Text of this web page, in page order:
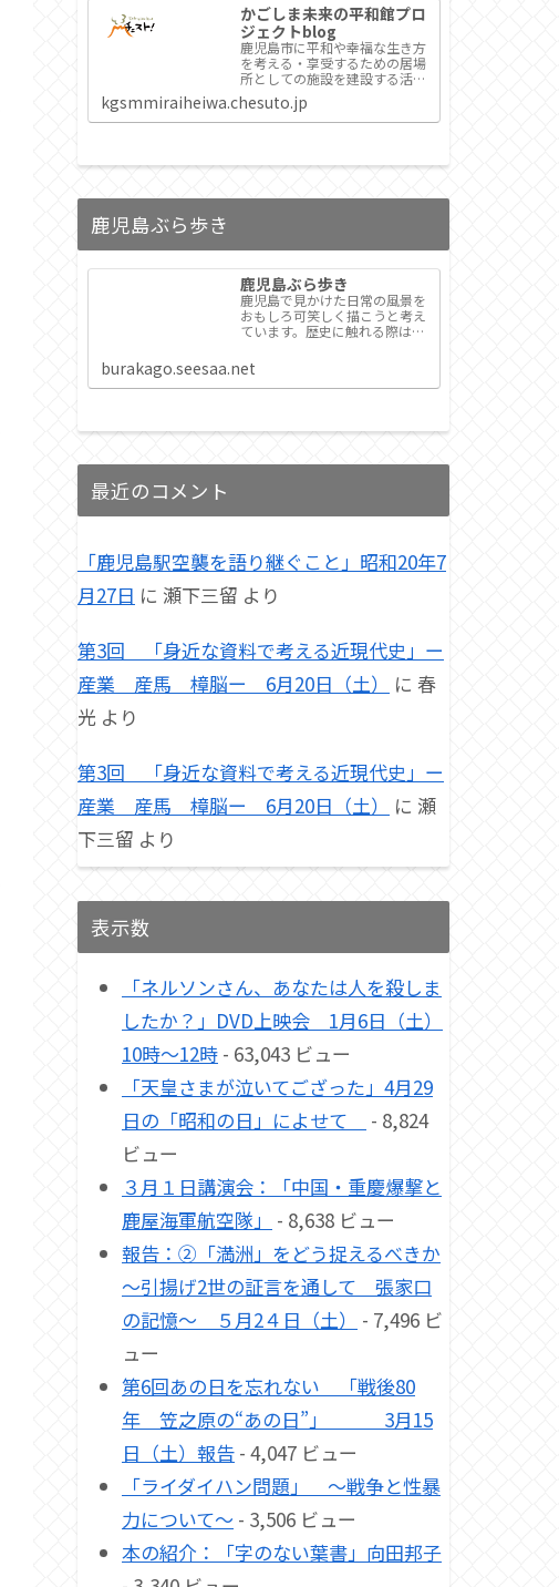
かごしま未来の平和館プロ
ジェクトblog
鹿児島市に平和や幸福な生き方
を考える・享受するための居場
所としての施設を建設する活動
をすすめるためのブログです。
こんな場所が世界中に広がるこ
とを願って。
kgsmmiraiheiwa.chesuto.jp
鹿児島ぶら歩き
鹿児島ぶら歩き
鹿児島で見かけた日常の風景を
おもしろ可笑しく描こうと考え
ています。歴史に触れる際は、
を心がけています。そのため、
更新に時間がかかっています。
burakago.seesaa.net
最近のコメント
「鹿児島駅空襲を語り継ぐこと」昭和20年7
月27日 に 瀬下三留 より
第3回 「身近な資料で考える近現代史」ー
産業 産馬 樟脳ー 6月20日（土）
に 春
光 より
第3回 「身近な資料で考える近現代史」ー
産業 産馬 樟脳ー 6月20日（土）
に 瀬
下三留 より
表示数
「ネルソンさん、あなたは人を殺しま
したか？」DVD上映会 1月6日（土）
10時～12時 - 63,043 ビュー
「天皇さまが泣いてござった」4月29
日の「昭和の日」によせて
- 8,824
ビュー
３月１日講演会：「中国・重慶爆撃と
鹿屋海軍航空隊」
- 8,638 ビュー
報告：②「満洲」をどう捉えるべきか
～引揚げ2世の証言を通して 張家口
の記憶～ ５月2４日（土）
- 7,496 ビ
ュー
第6回あの日を忘れない 「戦後80
年 笠之原の“あの日”」 3月15
日（土）報告 - 4,047 ビュー
「ライダイハン問題」 ～戦争と性暴
力について～ - 3,506 ビュー
本の紹介：「字のない葉書」向田邦子